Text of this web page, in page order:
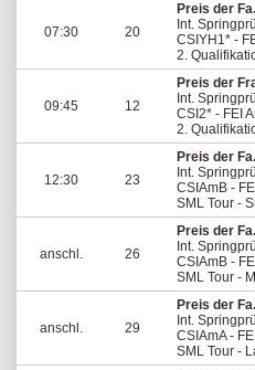
07:30 20
Preis der
Int.
CSIYH1* -
2.
09:45 12
Preis der
Int.
CSI2* - FEI
2.
12:30 23
Preis der
Int.
CSIAmB -
SML Tour -
anschl. 26
Preis der
Int.
CSIAmB -
SML Tour -
anschl. 29
Preis der
Int.
CSIAmA -
SML Tour -